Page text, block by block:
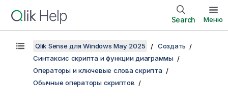
Search Меню
Qlik Sense для Windows May 2025
Создать
Синтаксис скрипта и функции диаграммы
Операторы и ключевые слова скрипта
Обычные операторы скриптов